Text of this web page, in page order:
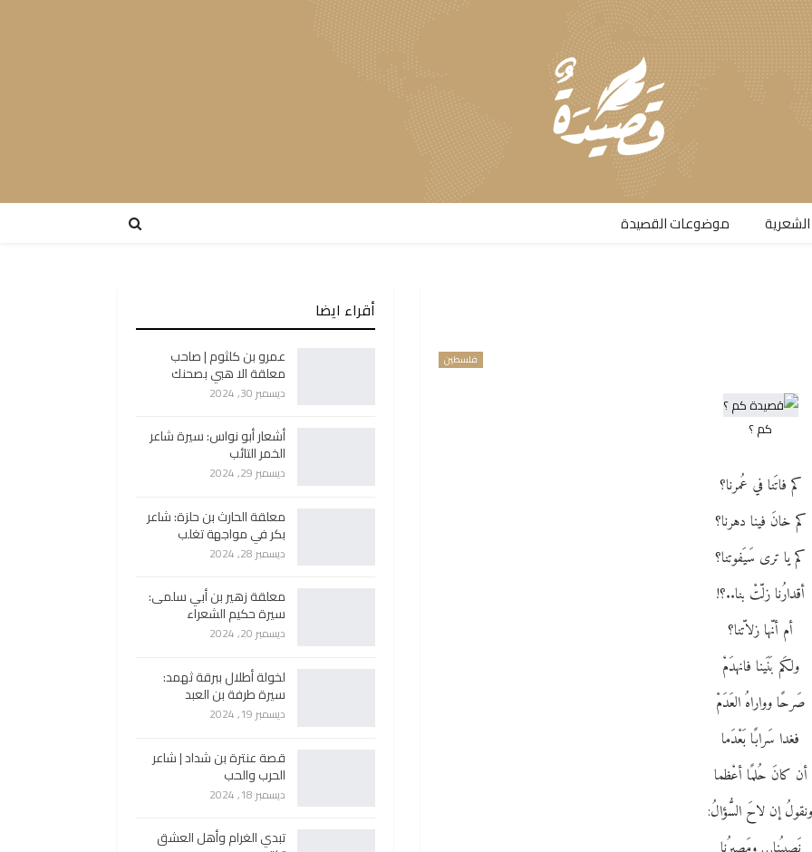
موضوعات القصيدة​
فلسطين
كم ؟
كم فاتَنا في عُمرنا؟
كم خانَ فينا دهرنا؟
كم يا ترى سَيَفوتنا؟
أقدارُنا زلّتْ بنا..؟!
أم أنّها زلاّتنا؟
ولكَم بَنَينا فانهدَمْ
صَرحًا وواراهُ العَدَمْ
فغدا سَرابًا بَعْدَما
أن كانَ حُلمًا أعْظما
إن لاحَ السُّؤالُ:
أقراء ايضا
عمرو بن كلثوم | صاحب
معلقة الا هبي بصحنك
ديسمبر 30, 2024
أشعار أبو نواس: سيرة شاعر
الخمر التائب
ديسمبر 29, 2024
معلقة الحارث بن حلزة: شاعر
بكر في مواجهة تغلب
ديسمبر 28, 2024
معلقة زهير بن أبي سلمى:
سيرة حكيم الشعراء
ديسمبر 20, 2024
لخولة أطلال ببرقة ثهمد:
سيرة طرفة بن العبد
ديسمبر 19, 2024
قصة عنترة بن شداد | شاعر
الحرب والحب
ديسمبر 18, 2024
تبدي الغرام وأهل العشق